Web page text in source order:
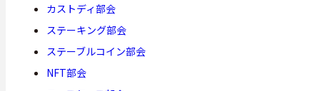
カストディ部会
ステーキング部会
ステーブルコイン部会
NFT部会